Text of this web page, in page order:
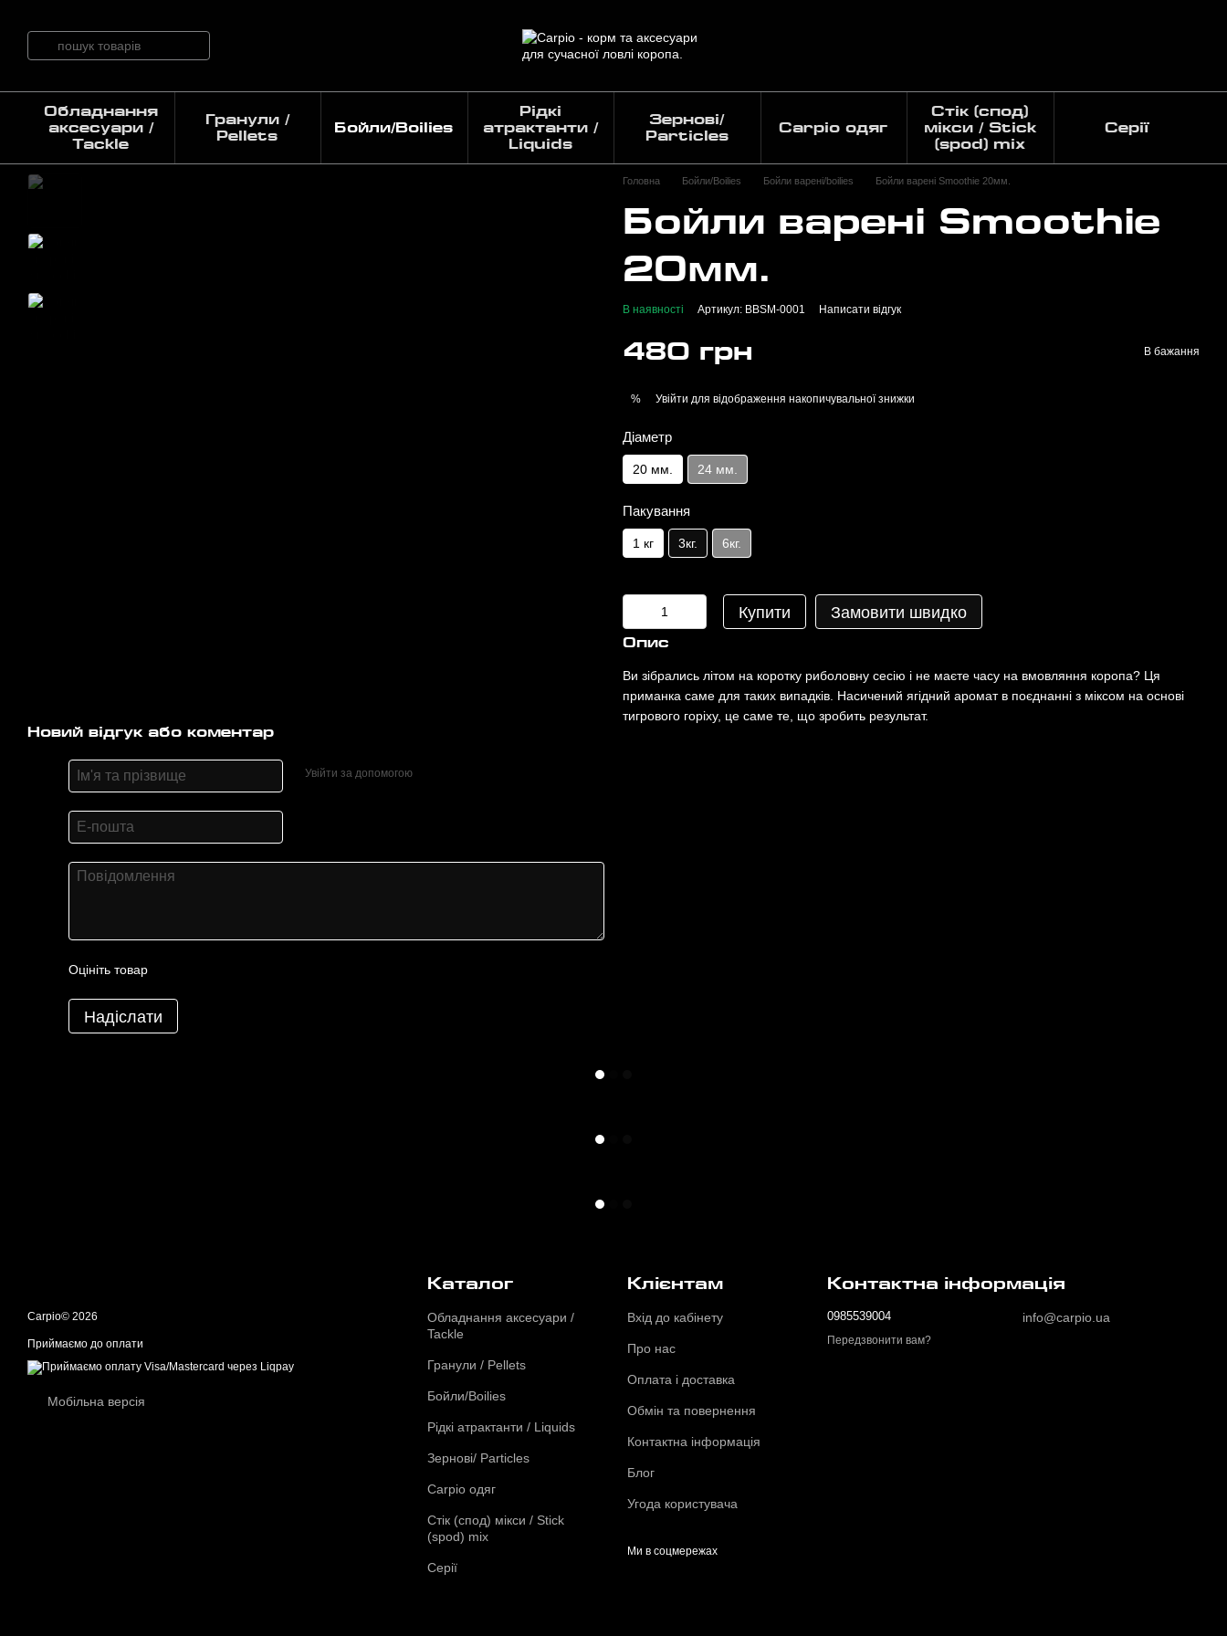
Обладнання
аксесуари /
Tackle
Гранули /
Pellets
Бойли/Boilies
Рідкі
атрактанти /
Liquids
Зернові/
Particles
Carpio одяг
Стік (спод)
мікси / Stick
(spod) mix
Серії
Новий відгук або коментар
Увійти за допомогою
Оцініть товар
Надіслати
Головна Бойли/Boilies Бойли варені/boilies Бойли варені Smoothie 20мм.
Бойли варені Smoothie
20мм.
В наявності Артикул: BBSM-0001 Написати відгук
480 грн В бажання
% Увійти для відображення накопичувальної знижки
Діаметр
20 мм. 24 мм.
Пакування
1 кг 3кг. 6кг.
Купити Замовити швидко
Опис
Ви зібрались літом на коротку риболовну сесію і не маєте часу на вмовляння коропа? Ця
приманка саме для таких випадків. Насичений ягідний аромат в поєднанні з міксом на основі
тигрового горіху, це саме те, що зробить результат.
Carpio© 2026
Приймаємо до оплати
Мобільна версія
Каталог
Обладнання аксесуари /
Tackle
Гранули / Pellets
Бойли/Boilies
Рідкі атрактанти / Liquids
Зернові/ Particles
Carpio одяг
Стік (спод) мікси / Stick
(spod) mix
Серії
Клієнтам
Вхід до кабінету
Про нас
Оплата і доставка
Обмін та повернення
Контактна інформація
Блог
Угода користувача
Ми в соцмережах
Контактна інформація
0985539004
Передзвонити вам?
info@carpio.ua